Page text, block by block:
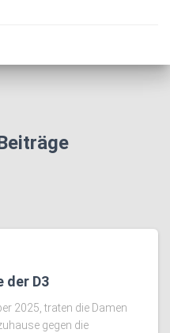
der D3
2025, traten die Damen
gegen die